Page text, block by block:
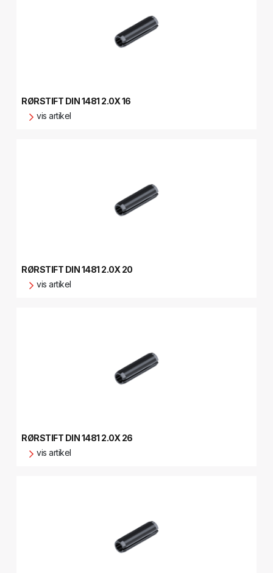
RØRSTIFT DIN 1481 2.0X 16
vis artikel
RØRSTIFT DIN 1481 2.0X 20
vis artikel
RØRSTIFT DIN 1481 2.0X 26
vis artikel